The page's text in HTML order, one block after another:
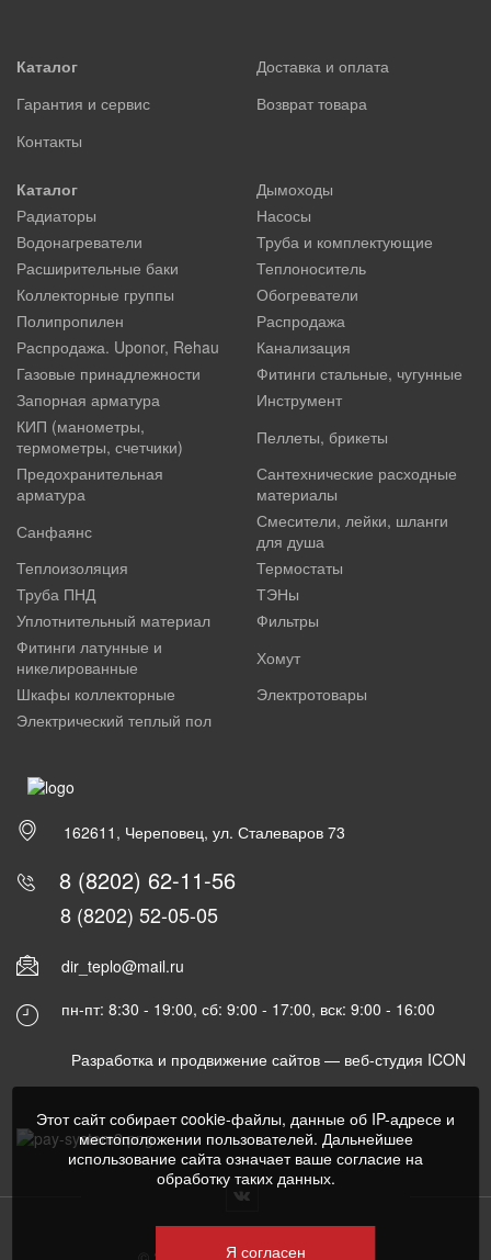
Каталог
Доставка и оплата
Гарантия и сервис
Возврат товара
Контакты
Каталог
Дымоходы
Радиаторы
Насосы
Водонагреватели
Труба и комплектующие
Расширительные баки
Теплоноситель
Коллекторные группы
Обогреватели
Полипропилен
Распродажа
Распродажа. Uponor, Rehau
Канализация
Газовые принадлежности
Фитинги стальные, чугунные
Запорная арматура
Инструмент
КИП (манометры,
термометры, счетчики)
Пеллеты, брикеты
Предохранительная
арматура
Сантехнические расходные
материалы
Санфаянс
Смесители, лейки, шланги
для душа
Теплоизоляция
Термостаты
Труба ПНД
ТЭНы
Уплотнительный материал
Фильтры
Фитинги латунные и
никелированные
Хомут
Шкафы коллекторные
Электротовары
Электрический теплый пол
162611, Череповец, ул. Сталеваров 73
8 (8202) 62-11-56
8 (8202) 52-05-05
dir_teplo@mail.ru
пн-пт: 8:30 - 19:00, сб: 9:00 - 17:00, вск: 9:00 - 16:00
Разработка и продвижение сайтов — веб-студия ICON
Этот сайт собирает cookie-файлы, данные об IP-адресе и
местоположении пользователей. Дальнейшее
использование сайта означает ваше согласие на
обработку таких данных.
Я согласен